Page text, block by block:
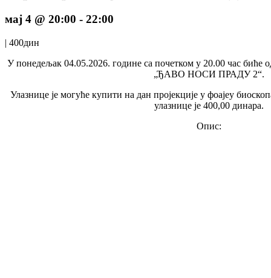
мај 4 @ 20:00 - 22:00
| 400дин
У понедељак 04.05.2026. године са почетком у 20.00 час биће
„ЂАВО НОСИ ПРАДУ 2“.
Улазнице је могуће купити на дан пројекције у фоајеу
улазнице је 400,00 динара.
Опис: